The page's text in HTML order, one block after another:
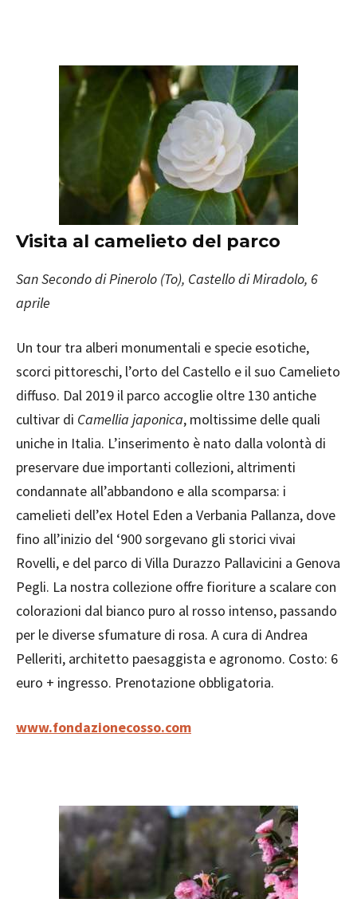
Visita al camelieto del parco
San Secondo di Pinerolo (To), Castello di Miradolo, 6
aprile
Un tour tra alberi monumentali e specie esotiche,
scorci pittoreschi, l’orto del Castello e il suo Camelieto
diffuso. Dal 2019 il parco accoglie oltre 130 antiche
cultivar di Camellia japonica, moltissime delle quali
uniche in Italia. L’inserimento è nato dalla volontà di
preservare due importanti collezioni, altrimenti
condannate all’abbandono e alla scomparsa: i
camelieti dell’ex Hotel Eden a Verbania Pallanza, dove
fino all’inizio del ‘900 sorgevano gli storici vivai
Rovelli, e del parco di Villa Durazzo Pallavicini a Genova
Pegli. La nostra collezione offre fioriture a scalare con
colorazioni dal bianco puro al rosso intenso, passando
per le diverse sfumature di rosa. A cura di Andrea
Pelleriti, architetto paesaggista e agronomo. Costo: 6
euro + ingresso. Prenotazione obbligatoria.
www.fondazionecosso.com